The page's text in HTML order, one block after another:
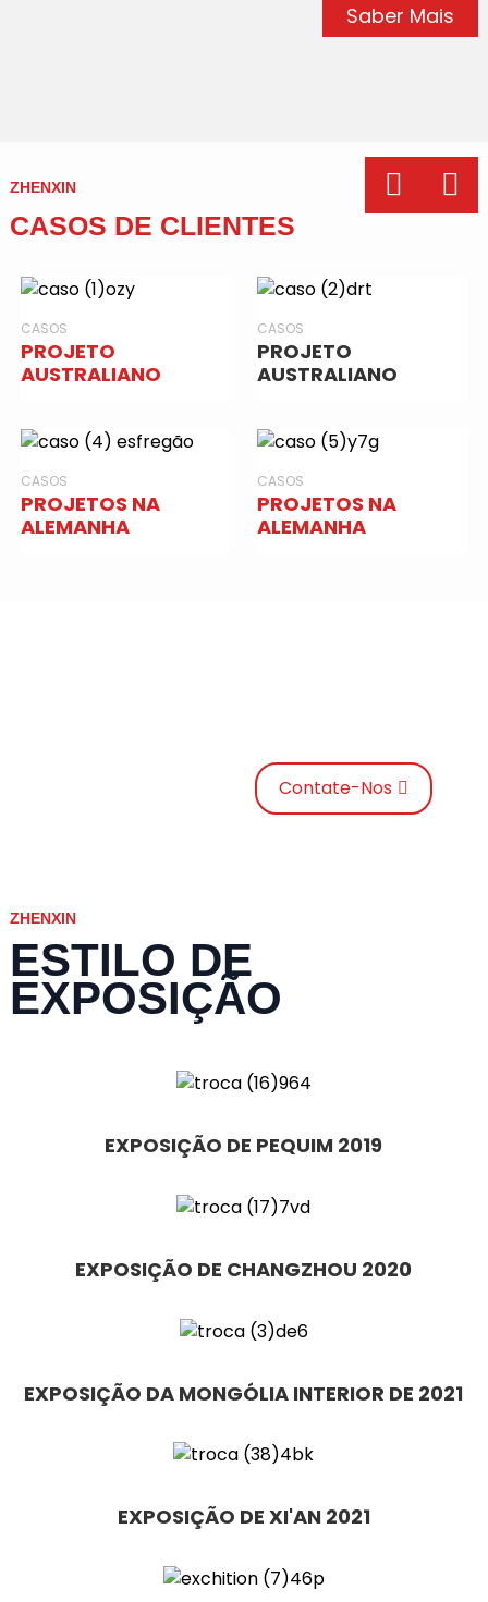
Saber Mais
ZHENXIN
CASOS DE CLIENTES
CASOS
PROJETO
AUSTRALIANO
CASOS
PROJETO
AUSTRALIANO
CASOS
PROJETOS NA
ALEMANHA
CASOS
PROJETOS NA
ALEMANHA
Contate-Nos
ZHENXIN
ESTILO DE
EXPOSIÇÃO
EXPOSIÇÃO DE PEQUIM 2019
EXPOSIÇÃO DE CHANGZHOU 2020
EXPOSIÇÃO DA MONGÓLIA INTERIOR DE 2021
EXPOSIÇÃO DE XI'AN 2021